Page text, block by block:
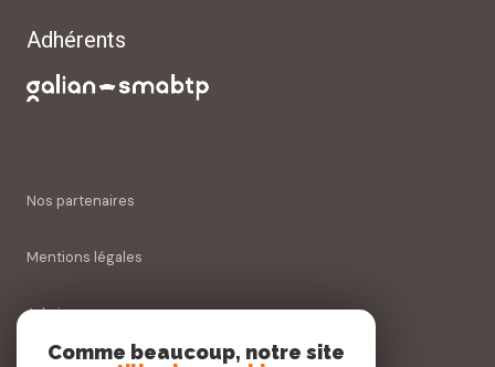
Adhérents
Nos partenaires
Mentions légales
Admin
Comme beaucoup, notre site